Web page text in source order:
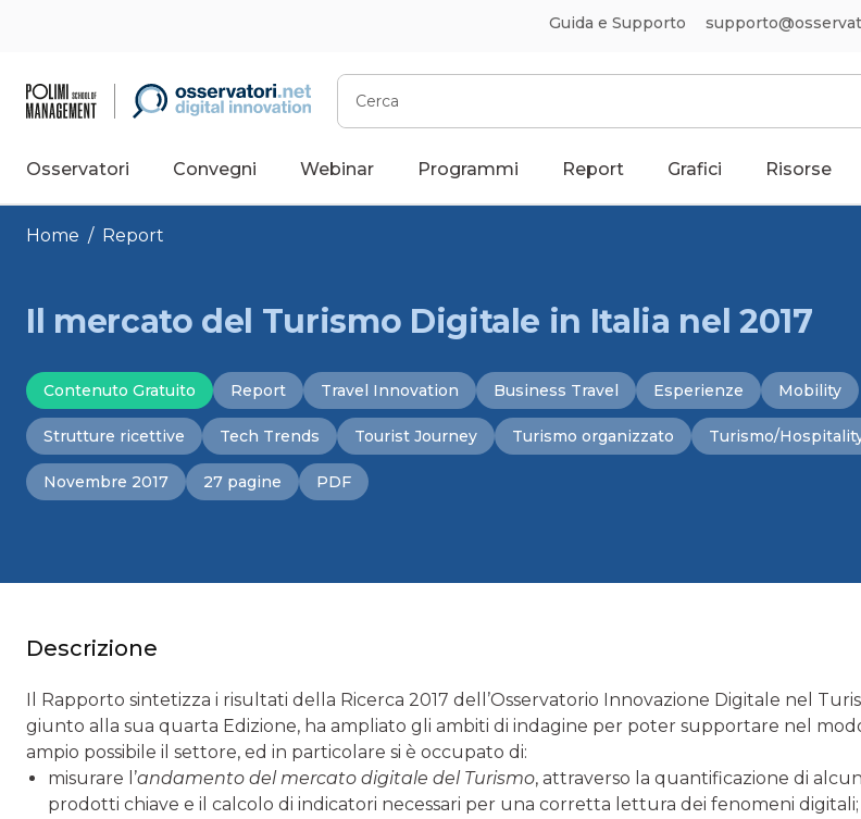
Guida e Supporto
Cerca
Osservatori Convegni Webinar Programmi Report Grafici Risorse
Home / Report
Il mercato del Turismo Digitale in Italia nel 2017
Contenuto Gratuito Report Travel Innovation Business Travel Esperienze Mobility
Strutture ricettive Tech Trends Tourist Journey Turismo organizzato Turismo/
Novembre 2017 27 pagine PDF
Descrizione
Il Rapporto sintetizza i risultati della Ricerca 2017 dell’Osservatorio Innovazione Digitale nel
giunto alla sua quarta Edizione, ha ampliato gli ambiti di indagine per poter supportare nel
ampio possibile il settore, ed in particolare si è occupato di:
misurare l’andamento del mercato digitale del Turismo, attraverso la quantificazione di
prodotti chiave e il calcolo di indicatori necessari per una corretta lettura dei fenomeni digitali;